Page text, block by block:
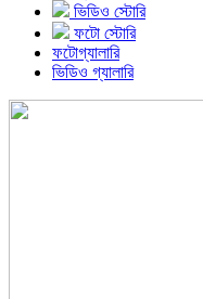
ভিডিও স্টোরি
ফটো স্টোরি
ফটোগ্যালারি
ভিডিও গ্যালারি